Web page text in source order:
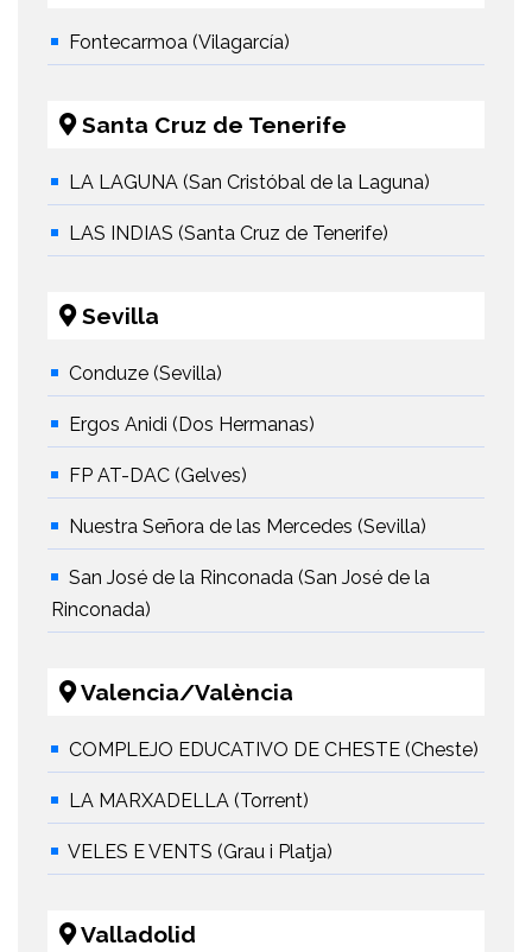
Fontecarmoa (Vilagarcía)
Santa Cruz de Tenerife
LA LAGUNA (San Cristóbal de la Laguna)
LAS INDIAS (Santa Cruz de Tenerife)
Sevilla
Conduze (Sevilla)
Ergos Anidi (Dos Hermanas)
FP AT-DAC (Gelves)
Nuestra Señora de las Mercedes (Sevilla)
San José de la Rinconada (San José de la
Rinconada)
Valencia/València
COMPLEJO EDUCATIVO DE CHESTE (Cheste)
LA MARXADELLA (Torrent)
VELES E VENTS (Grau i Platja)
Valladolid